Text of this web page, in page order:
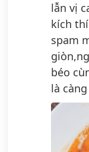
lẫn vị
kích
spam
béo
là